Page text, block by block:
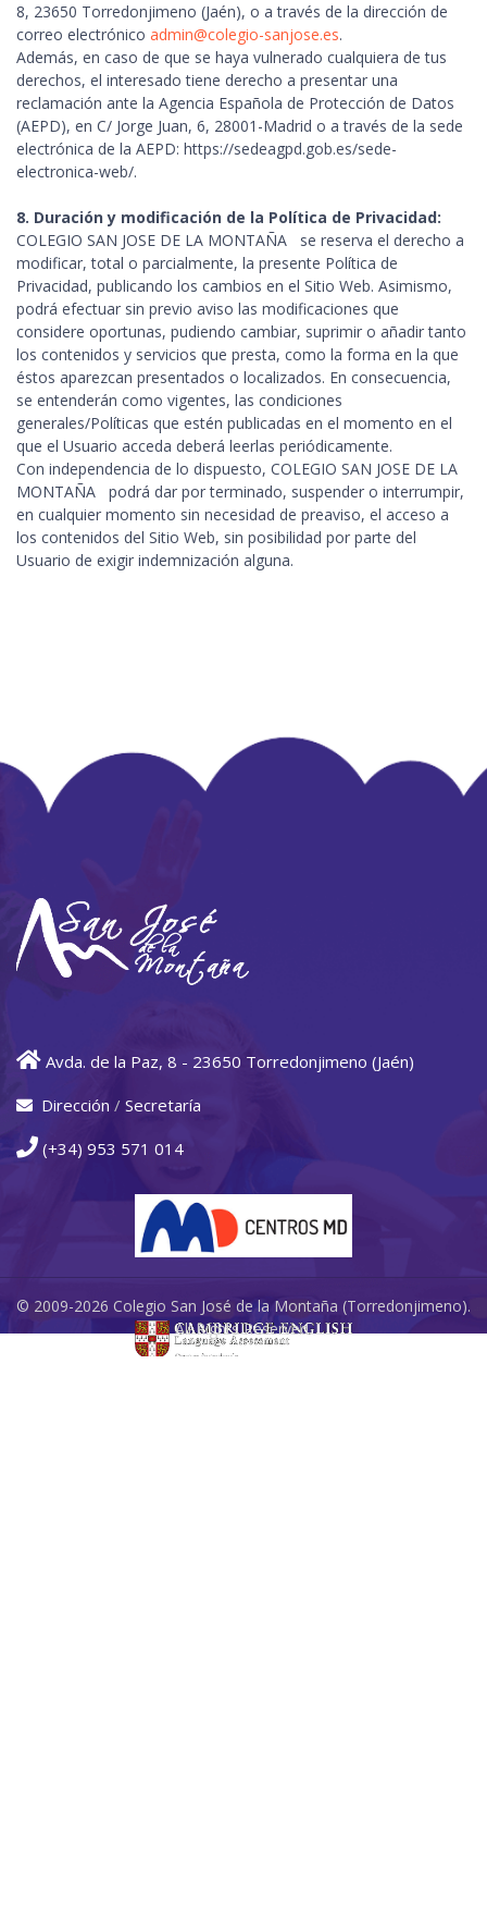
8, 23650 Torredonjimeno (Jaén), o a través de la dirección de
correo electrónico admin@colegio-sanjose.es.
Además, en caso de que se haya vulnerado cualquiera de tus
derechos, el interesado tiene derecho a presentar una
reclamación ante la Agencia Española de Protección de Datos
(AEPD), en C/ Jorge Juan, 6, 28001-Madrid o a través de la sede
electrónica de la AEPD: https://sedeagpd.gob.es/sede-
electronica-web/.
8. Duración y modificación de la Política de Privacidad:
COLEGIO SAN JOSE DE LA MONTAÑA se reserva el derecho a
modificar, total o parcialmente, la presente Política de
Privacidad, publicando los cambios en el Sitio Web. Asimismo,
podrá efectuar sin previo aviso las modificaciones que
considere oportunas, pudiendo cambiar, suprimir o añadir tanto
los contenidos y servicios que presta, como la forma en la que
éstos aparezcan presentados o localizados. En consecuencia,
se entenderán como vigentes, las condiciones
generales/Políticas que estén publicadas en el momento en el
que el Usuario acceda deberá leerlas periódicamente.
Con independencia de lo dispuesto, COLEGIO SAN JOSE DE LA
MONTAÑA podrá dar por terminado, suspender o interrumpir,
en cualquier momento sin necesidad de preaviso, el acceso a
los contenidos del Sitio Web, sin posibilidad por parte del
Usuario de exigir indemnización alguna.
Avda. de la Paz, 8 - 23650 Torredonjimeno (Jaén)
Dirección / Secretaría
(+34) 953 571 014
© 2009-2026 Colegio San José de la Montaña (Torredonjimeno).
All Rights Reserved.